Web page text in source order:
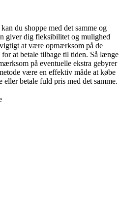
du shoppe med det samme og
giver dig fleksibilitet og mulighed
at være opmærksom på de
at betale tilbage til tiden. Så længe
på eventuelle ekstra gebyrer
være en effektiv måde at købe
betale fuld pris med det samme.